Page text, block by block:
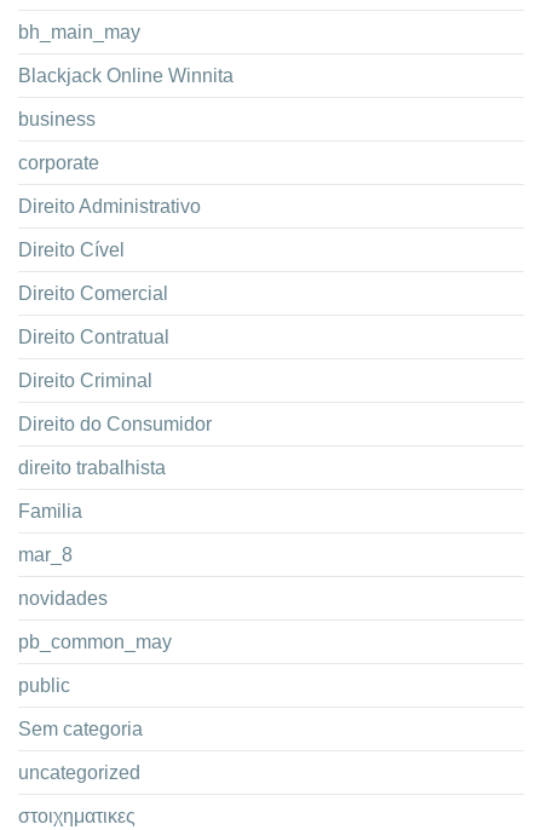
bh_main_may
Blackjack Online Winnita
business
corporate
Direito Administrativo
Direito Cível
Direito Comercial
Direito Contratual
Direito Criminal
Direito do Consumidor
direito trabalhista
Familia
mar_8
novidades
pb_common_may
public
Sem categoria
uncategorized
στοιχηματικες